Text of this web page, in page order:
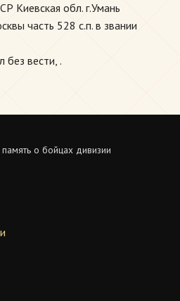
Киевская обл. г.Умань
часть 528 с.п. в звании
вести, .
о бойцах дивизии